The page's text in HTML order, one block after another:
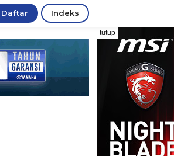
Daftar Indeks
tutup